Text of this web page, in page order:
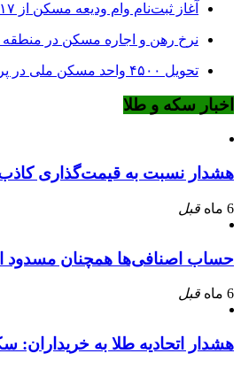
آغاز ثبت‌نام وام ودیعه مسکن از ۱۷ اردیبهشت
نرخ‌ رهن و اجاره مسکن در منطقه ۵؛ آپارتمان ۷۰ متری با ۹۰۰ میلیون ودیعه
تحویل ۴۵۰۰ واحد مسکن ملی در پرند تا ۳ روز دیگر
اخبار سکه و طلا
هشدار نسبت به قیمت‌گذاری کاذب
6 ماه قبل
حساب اصنافی‌ها همچنان
6 ماه قبل
هشدار اتحادیه طلا به خریداران: